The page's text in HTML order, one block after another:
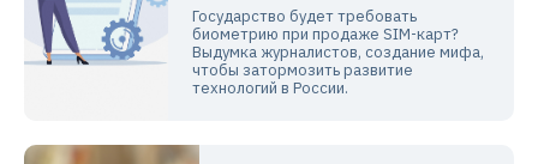
Государство будет требовать
биометрию при продаже SIM-карт?
Выдумка журналистов, создание мифа,
чтобы затормозить развитие
технологий в России.